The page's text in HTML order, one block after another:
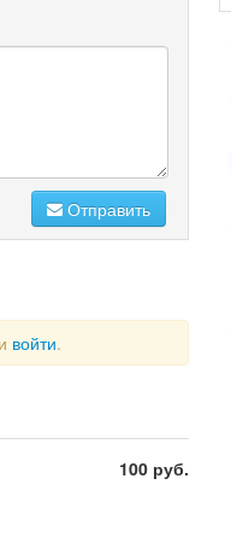
Отправить
войти.
100 руб.